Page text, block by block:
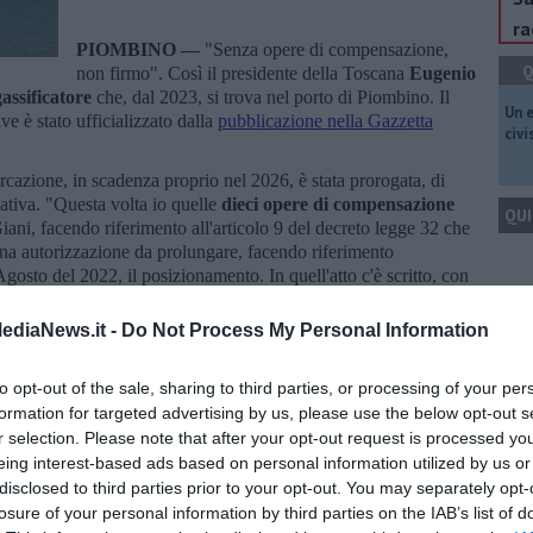
- Do Not Process My Personal Information
opt-out of the sale, sharing to third parties, or processing of your
for targeted advertising by us, please use the below opt-out
selection. Please note that after your opt-out request is processed
interest-based ads based on personal information utilized by us
to third parties prior to your opt-out. You may separately
of your personal information by third parties on the IAB’s list of
PIOMBINO — "Senza opere di compensazione,
non firmo". Così il presidente della Toscana Eugenio
che, dal 2023, si trova nel porto di Piombino. Il
è stato ufficializzato dalla pubblicazione nella Gazzetta
in scadenza proprio nel 2026, è stata prorogata, di
"Questa volta io quelle dieci opere di compensazione
facendo riferimento all'articolo 9 del decreto legge 32 che
autorizzazione da prolungare, facendo riferimento
del 2022, il posizionamento. In quell'atto c'è scritto, con
del rigassificatore, vi erano dieci interventi di
con il presidente del Consiglio Mario Draghi".
sul porto e sulle aree demaniali, vi erano anche
comune di Piombino, ma anche altri limitrofi, e
del porto alla statale 398. "Anche se l'avevo concordato con
Meloni deve rispettare quei 10 punti.
Altrimenti
​Un
QUI